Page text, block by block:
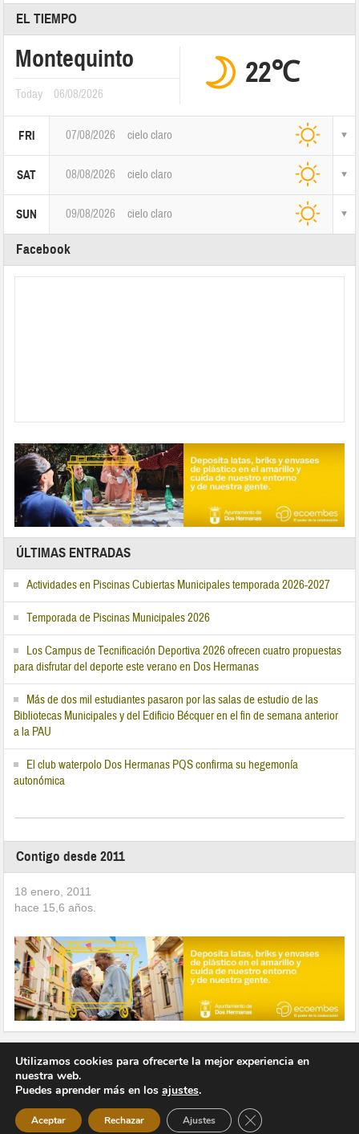
EL TIEMPO
Montequinto
Today 06/08/2026
22℃
FRI 07/08/2026 cielo claro
SAT 08/08/2026 cielo claro
SUN 09/08/2026 cielo claro
Facebook
ÚLTIMAS ENTRADAS
Actividades en Piscinas Cubiertas Municipales temporada 2026-2027
Temporada de Piscinas Municipales 2026
Los Campus de Tecnificación Deportiva 2026 ofrecen cuatro propuestas
para disfrutar del deporte este verano en Dos Hermanas
Más de dos mil estudiantes pasaron por las salas de estudio de las
Bibliotecas Municipales y del Edificio Bécquer en el fin de semana anterior
a la PAU
El club waterpolo Dos Hermanas PQS confirma su hegemonía
autonómica
Contigo desde 2011
18 enero, 2011
hace 15,6 años.
Copyright © 2026 Vivir en Montequinto Periódico Digital
Utilizamos cookies para ofrecerte la mejor experiencia en
nuestra web.
Puedes aprender más en los ajustes.
Aceptar Rechazar Ajustes Cerrar el banner de